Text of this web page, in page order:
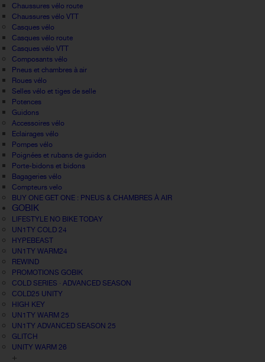
Chaussures vélo route
Chaussures vélo VTT
Casques vélo
Casques vélo route
Casques vélo VTT
Composants vélo
Pneus et chambres à air
Roues vélo
Selles vélo et tiges de selle
Potences
Guidons
Accessoires vélo
Eclairages vélo
Pompes vélo
Poignées et rubans de guidon
Porte-bidons et bidons
Bagageries vélo
Compteurs velo
BUY ONE GET ONE : PNEUS & CHAMBRES À AIR
GOBIK
LIFESTYLE NO BIKE TODAY
UN1TY COLD 24
HYPEBEAST
UN1TY WARM24
REWIND
PROMOTIONS GOBIK
COLD SERIES · ADVANCED SEASON
COLD25 UNITY
HIGH KEY
UN1TY WARM 25
UN1TY ADVANCED SEASON 25
GLITCH
UNITY WARM 26
+